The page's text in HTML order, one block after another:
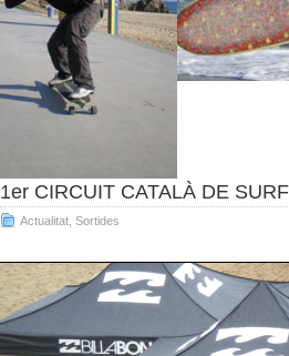
1er CIRCUIT CATALÀ DE SURF
Actualitat Sortides